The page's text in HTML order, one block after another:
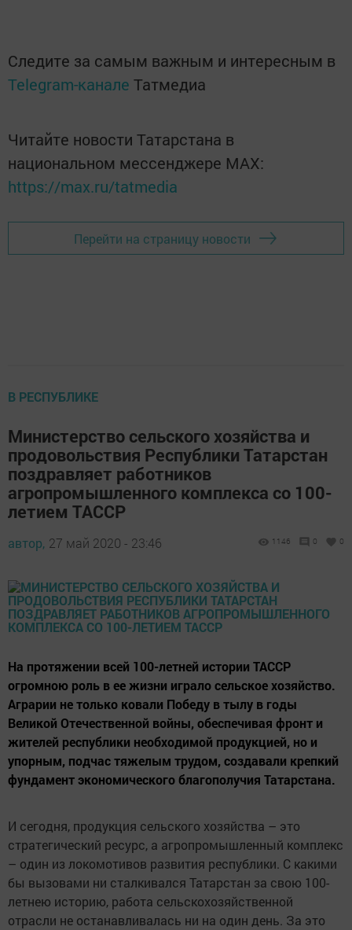
Следите за самым важным и интересным в
Telegram-канале Татмедиа
Читайте новости Татарстана в
национальном мессенджере MАХ:
https://max.ru/tatmedia
Перейти на страницу новости
В РЕСПУБЛИКЕ
Министерство сельского хозяйства и
продовольствия Республики Татарстан
поздравляет работников
агропромышленного комплекса со 100-
летием ТАССР
автор, 27 май 2020 - 23:46 1146 0 0
На протяжении всей 100-летней истории ТАССР
огромною роль в ее жизни играло сельское хозяйство.
Аграрии не только ковали Победу в тылу в годы
Великой Отечественной войны, обеспечивая фронт и
жителей республики необходимой продукцией, но и
упорным, подчас тяжелым трудом, создавали крепкий
фундамент экономического благополучия Татарстана.
И сегодня, продукция сельского хозяйства – это
стратегический ресурс, а агропромышленный комплекс
– один из локомотивов развития республики. С какими
бы вызовами ни сталкивался Татарстан за свою 100-
летнею историю, работа сельскохозяйственной
отрасли не останавливалась ни на один день. За это